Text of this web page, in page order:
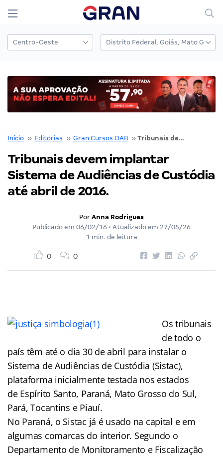
Início ›› Editorias ›› Gran Cursos OAB ›› Tribunais devem implantar Sistema de Audiências de Custódia até abril de 2016.
Tribunais devem implantar
Sistema de Audiências de Custódia
até abril de 2016.
Por Anna Rodrigues
Publicado em 06/02/16 • Atualizado em 27/05/26
1 min. de leitura
0 0
Os tribunais
de todo o
país têm até o dia 30 de abril para instalar o
Sistema de Audiências de Custódia (Sistac),
plataforma inicialmente testada nos estados
de Espírito Santo, Paraná, Mato Grosso do Sul,
Pará, Tocantins e Piauí.
No Paraná, o Sistac já é usado na capital e em
algumas comarcas do interior. Segundo o
Departamento de Monitoramento e Fiscalização